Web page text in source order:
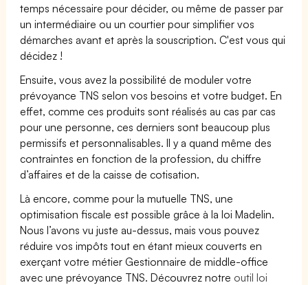
temps nécessaire pour décider, ou même de passer par
un intermédiaire ou un courtier pour simplifier vos
démarches avant et après la souscription. C'est vous qui
décidez !
Ensuite, vous avez la possibilité de moduler votre
prévoyance TNS selon vos besoins et votre budget. En
effet, comme ces produits sont réalisés au cas par cas
pour une personne, ces derniers sont beaucoup plus
permissifs et personnalisables. Il y a quand même des
contraintes en fonction de la profession, du chiffre
d’affaires et de la caisse de cotisation.
Là encore, comme pour la mutuelle TNS, une
optimisation fiscale est possible grâce à la loi Madelin.
Nous l’avons vu juste au-dessus, mais vous pouvez
réduire vos impôts tout en étant mieux couverts en
exerçant votre métier Gestionnaire de middle-office
avec une prévoyance TNS. Découvrez notre outil loi